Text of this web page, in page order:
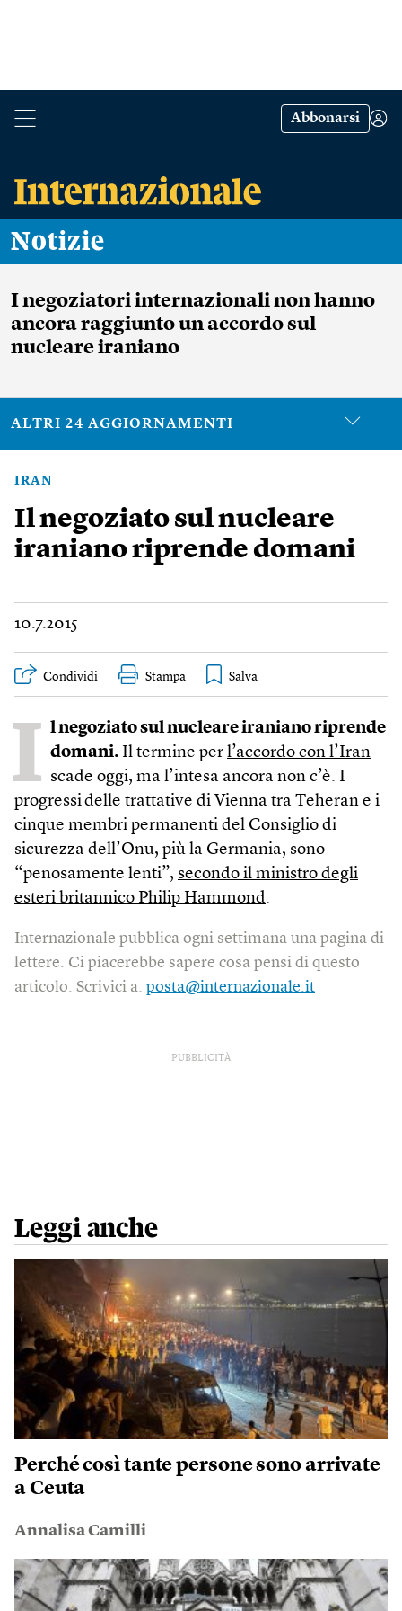
Abbonarsi
Notizie
I negoziatori internazionali non hanno
ancora raggiunto un accordo sul
nucleare iraniano
ALTRI 24 AGGIORNAMENTI
IRAN
Il negoziato sul nucleare
iraniano riprende domani
10.7.2015
Condividi Stampa
I l negoziato sul nucleare iraniano riprende
domani. Il termine per l’accordo con l’Iran
scade oggi, ma l’intesa ancora non c’è. I
progressidelle trattative di Vienna tra Teheran e i
cinque membri permanenti del Consiglio di
sicurezza dell’Onu, più la Germania, sono
“penosamente lenti”, secondo il ministro degli
esteri britannico Philip Hammond.
Internazionale pubblica ogni settimana una pagina di
lettere. Ci piacerebbe sapere cosa pensi di questo
articolo. Scrivici a: posta@internazionale.it
PUBBLICITÀ
Leggi anche
Perché così tante persone sono arrivate
a Ceuta
Annalisa Camilli